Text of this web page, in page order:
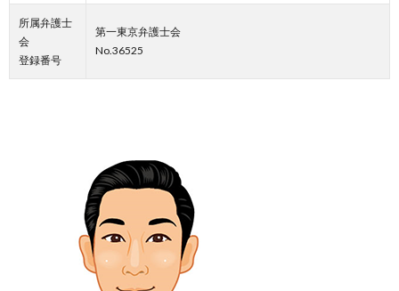
所属弁護士
会
登録番号
第一東京弁護士会
No.36525